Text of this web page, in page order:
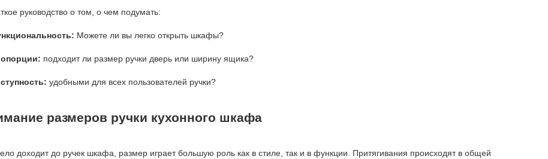
руководство о том, о чем подумать:
Можете ли вы легко открыть шкафы?
подходит ли размер ручки дверь или ширину ящика?
удобными для всех пользователей ручки?
размеров ручки кухонного шкафа
доходит до ручек шкафа, размер играет большую роль как в стиле, так и в функции. Притягивания происходят в общей